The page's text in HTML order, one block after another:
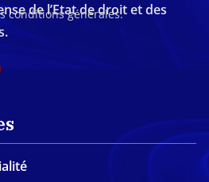
conditions générales.
de l’Etat de droit et des